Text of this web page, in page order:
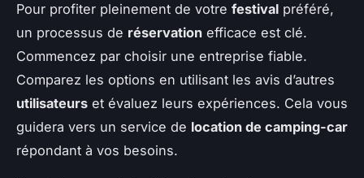
Pour profiter pleinement de votre festival préféré,
un processus de réservation efficace est clé.
Commencez par choisir une entreprise fiable.
Comparez les options en utilisant les avis d’autres
utilisateurs et évaluez leurs expériences. Cela vous
guidera vers un service de location de camping-car
répondant à vos besoins.